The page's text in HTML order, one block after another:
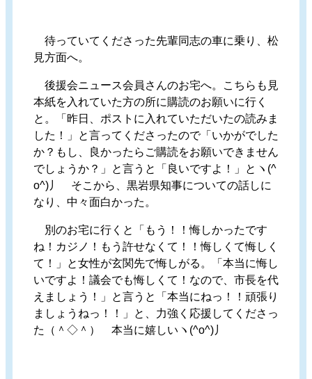
待っていてくださった先輩同志の車に乗り、松
見方面へ。
後援会ニュース会員さんのお宅へ。こちらも見
本紙を入れていた方の所に購読のお願いに行く
と。「昨日、ポストに入れていただいたの読みま
した！」と言ってくださったので「いかがでした
か？もし、良かったらご購読をお願いできません
でしょうか？」と言うと「良いですよ！」とヽ(^
o^)丿 そこから、黒岩県知事についての話しに
なり、中々面白かった。
別のお宅に行くと「もう！！悔しかったです
ね！カジノ！もう許せなくて！！悔しくて悔しく
て！」と女性が玄関先で悔しがる。「本当に悔し
いですよ！議会でも悔しくて！なので、市長を代
えましょう！」と言うと「本当にねっ！！頑張り
ましょうねっ！！」と、力強く応援してくださっ
た（＾◇＾） 本当に嬉しいヽ(^o^)丿